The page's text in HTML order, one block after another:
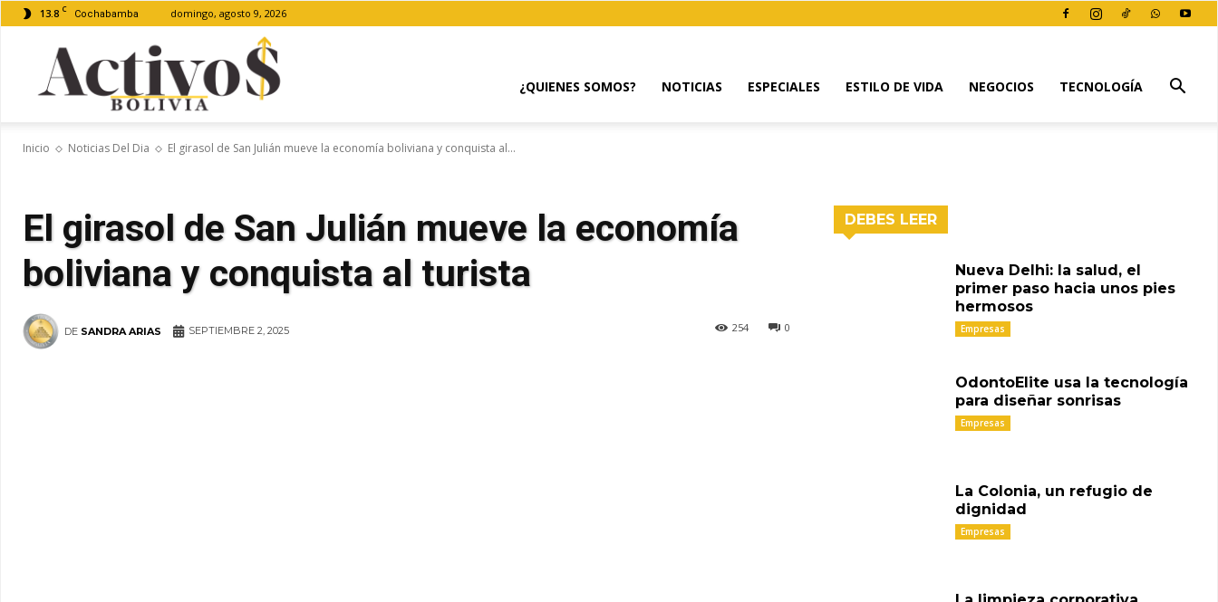
13.8 C Cochabamba domingo, agosto 9, 2026
¿QUIENES SOMOS? NOTICIAS ESPECIALES ESTILO DE VIDA NEGOCIOS TECNOLOGÍA
Inicio Noticias Del Dia El girasol de San Julián mueve la economía boliviana y conquista al...
El girasol de San Julián mueve la economía
boliviana y conquista al turista
DE SANDRA ARIAS 0
254
SEPTIEMBRE 2, 2025
DEBES LEER
Nueva Delhi: la salud, el
primer paso hacia unos pies
hermosos
Empresas
OdontoElite usa la tecnología
para diseñar sonrisas
Empresas
La Colonia, un refugio de
dignidad
Empresas